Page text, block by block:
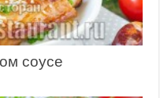
соусе